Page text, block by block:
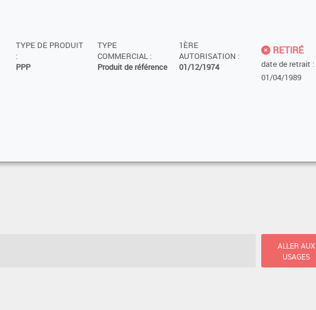
TYPE DE PRODUIT
:
PPP
TYPE
COMMERCIAL :
Produit de référence
1ÈRE
AUTORISATION :
01/12/1974
RETIRÉ
date de retrait :
01/04/1989
ALLER AUX
USAGES